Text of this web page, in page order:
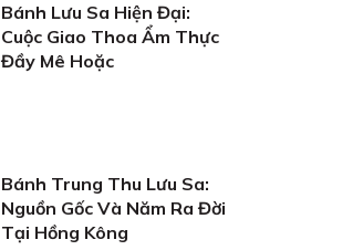
Bánh Lưu Sa Hiện Đại:
Cuộc Giao Thoa Ẩm Thực
Đầy Mê Hoặc
Bánh Trung Thu Lưu Sa:
Nguồn Gốc Và Năm Ra Đời
Tại Hồng Kông